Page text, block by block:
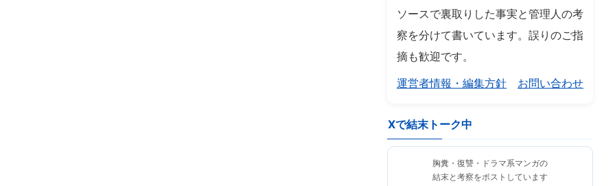
ソースで裏取りした事実と管理人の考
察を分けて書いています。誤りのご指
摘も歓迎です。
運営者情報・編集方針
お問い合わせ
Xで結末トーク中
胸糞・復讐・ドラマ系マンガの
結末と考察をポストしています